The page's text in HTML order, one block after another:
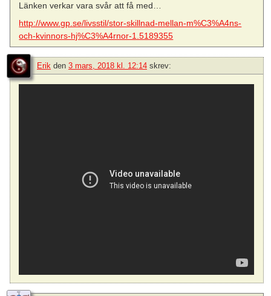
Länken verkar vara svår att få med…
http://www.gp.se/livsstil/stor-skillnad-mellan-m%C3%A4ns-
och-kvinnors-hj%C3%A4rnor-1.5189355
Erik den 3 mars, 2018 kl. 12:14 skrev: